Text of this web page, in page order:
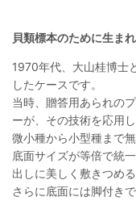
貝類標本のために生ま
1970年代、大山桂博士
したケースです。
当時、贈答用あられの
ーが、その技術を応用
微小種から小型種まで
底面サイズが等倍で統
出しに美しく敷きつめ
さらに底面には脚付き